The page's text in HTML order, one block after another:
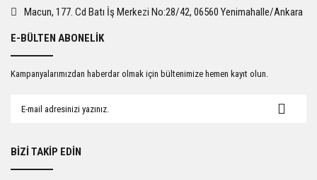
Macun, 177. Cd Batı İş Merkezi No:28/42, 06560 Yenimahalle/Ankara
E-BÜLTEN ABONELİK
Kampanyalarımızdan haberdar olmak için bültenimize hemen kayıt olun.
BİZİ TAKİP EDİN